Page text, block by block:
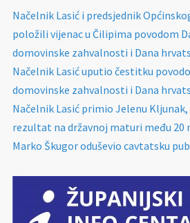
Načelnik Lasić i predsjednik
položili vijenac u Čilipima povodom
domovinske zahvalnosti i Dana
Načelnik Lasić uputio čestitku
domovinske zahvalnosti i Dana
Načelnik Lasić primio Jelenu
rezultat na državnoj maturi među 20
Marko Škugor oduševio cavtatsku